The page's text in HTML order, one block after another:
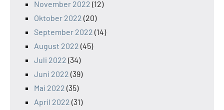
November 2022 (12)
Oktober 2022 (20)
September 2022 (14)
August 2022 (45)
Juli 2022 (34)
Juni 2022 (39)
Mai 2022 (35)
April 2022 (31)